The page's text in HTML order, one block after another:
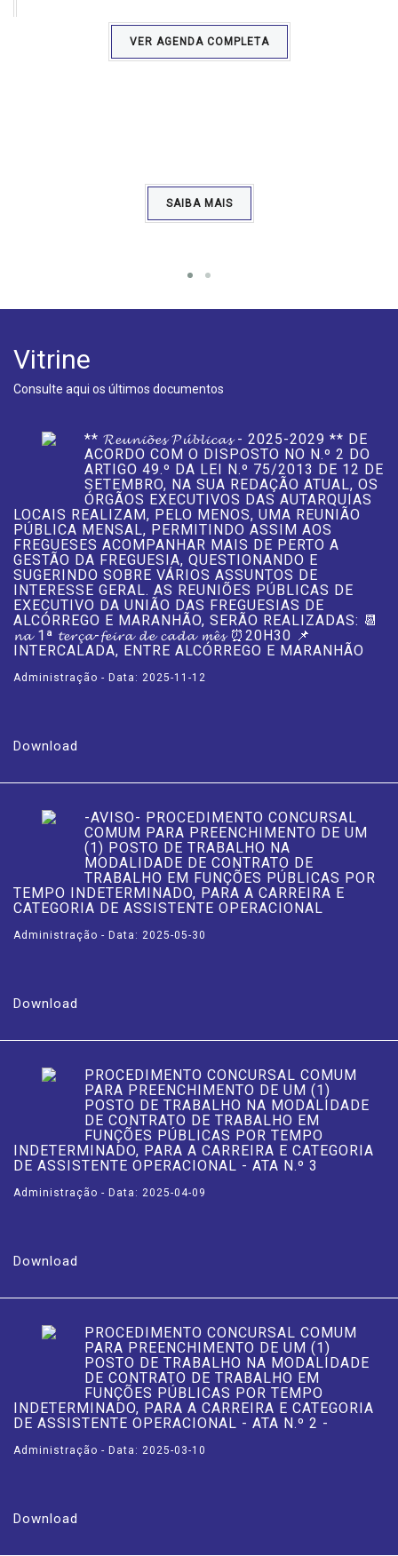
VER AGENDA COMPLETA
SAIBA MAIS
Vitrine
Consulte aqui os últimos documentos
** 𝓡𝓮𝓾𝓷𝓲𝓸̃𝓮𝓼 𝓟𝓾́𝓫𝓵𝓲𝓬𝓪𝓼 - 2025-2029 ** DE
ACORDO COM O DISPOSTO NO N.º 2 DO
ARTIGO 49.º DA LEI N.º 75/2013 DE 12 DE
SETEMBRO, NA SUA REDAÇÃO ATUAL, OS
ÓRGÃOS EXECUTIVOS DAS AUTARQUIAS
LOCAIS REALIZAM, PELO MENOS, UMA REUNIÃO
PÚBLICA MENSAL, PERMITINDO ASSIM AOS
FREGUESES ACOMPANHAR MAIS DE PERTO A
GESTÃO DA FREGUESIA, QUESTIONANDO E
SUGERINDO SOBRE VÁRIOS ASSUNTOS DE
INTERESSE GERAL. AS REUNIÕES PÚBLICAS DE
EXECUTIVO DA UNIÃO DAS FREGUESIAS DE
ALCÓRREGO E MARANHÃO, SERÃO REALIZADAS: 📆
𝓷𝓪 1ª 𝓽𝓮𝓻𝓬̧𝓪-𝓯𝓮𝓲𝓻𝓪 𝓭𝓮 𝓬𝓪𝓭𝓪 𝓶𝓮̂𝓼 ⏰20H30 📌
INTERCALADA, ENTRE ALCÓRREGO E MARANHÃO
Administração - Data: 2025-11-12
Download
-AVISO- PROCEDIMENTO CONCURSAL
COMUM PARA PREENCHIMENTO DE UM
(1) POSTO DE TRABALHO NA
MODALIDADE DE CONTRATO DE
TRABALHO EM FUNÇÕES PÚBLICAS POR
TEMPO INDETERMINADO, PARA A CARREIRA E
CATEGORIA DE ASSISTENTE OPERACIONAL
Administração - Data: 2025-05-30
Download
PROCEDIMENTO CONCURSAL COMUM
PARA PREENCHIMENTO DE UM (1)
POSTO DE TRABALHO NA MODALIDADE
DE CONTRATO DE TRABALHO EM
FUNÇÕES PÚBLICAS POR TEMPO
INDETERMINADO, PARA A CARREIRA E CATEGORIA
DE ASSISTENTE OPERACIONAL - ATA N.º 3
Administração - Data: 2025-04-09
Download
PROCEDIMENTO CONCURSAL COMUM
PARA PREENCHIMENTO DE UM (1)
POSTO DE TRABALHO NA MODALIDADE
DE CONTRATO DE TRABALHO EM
FUNÇÕES PÚBLICAS POR TEMPO
INDETERMINADO, PARA A CARREIRA E CATEGORIA
DE ASSISTENTE OPERACIONAL - ATA N.º 2 -
Administração - Data: 2025-03-10
Download